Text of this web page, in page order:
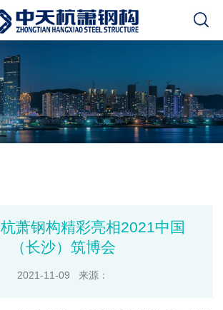
萧钢构精彩亮相2021中国
（长沙）筑博会
2021-11-09 来源：